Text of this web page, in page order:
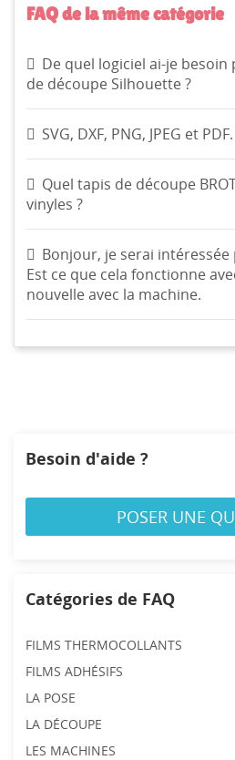
Besoin d'aide ?
POSER UNE
Catégories de FAQ
FILMS THERMOCOLLANTS
FILMS ADHÉSIFS
LA POSE
LA DÉCOUPE
LES MACHINES
FAQ de la même catégorie
De quel logiciel ai-je
de découpe Silhouette ?
SVG, DXF, PNG, JPEG et
Quel tapis de découpe
vinyles ?
Bonjour, je serai intéressée
Est ce que cela fonctionne
nouvelle avec la machine.
votre liste d'envies.